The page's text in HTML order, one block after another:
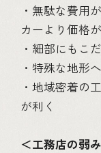
・無駄な費用
カーより価格
・細部にもこ
・特殊な地形
・地域密着の
が利く
＜工務店の弱